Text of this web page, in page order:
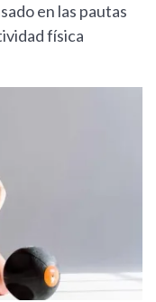
en las pautas
física